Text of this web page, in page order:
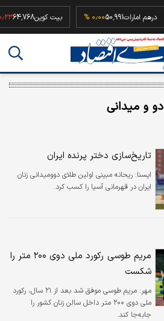
درهم امارات50,991 ۰٫۰۰ % بیت کوین64,768
دو و میدانی
تاریخ‌سازی دختر پرنده ایران
ايسنا: ریحانه مبینی اولین طلای دوومیدانی زنان
ایران در قهرمانی آسیا را کسب کرد.
مریم طوسی رکورد ملی دوی ۲۰۰ متر را
شکست
مهر:
مریم طوسی موفق شد بعد از ۲۱ سال، رکورد
ملی دوی ۲۰۰ متر داخل سالن زنان کشور را
جابه‌جا کند.